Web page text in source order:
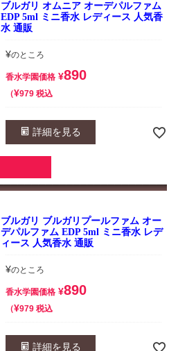
ブルガリ オムニア オーデパルファム
EDP 5ml ミニ香水 レディース 人気香
水 通販
¥のところ
香水学園価格 ¥890
¥979 税込
詳細を見る
ブルガリ ブルガリプールファム オー
デパルファム EDP 5ml ミニ香水 レデ
ィース 人気香水 通販
¥のところ
香水学園価格 ¥890
¥979 税込
詳細を見る